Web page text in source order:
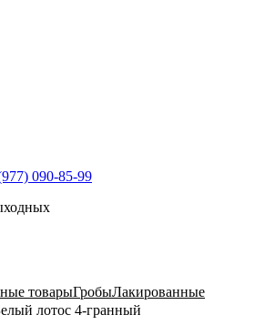
Служба «Ритуал-ГРАТЭК»
090-85-99
товарыГробыЛакированные
лотос 4-гранный